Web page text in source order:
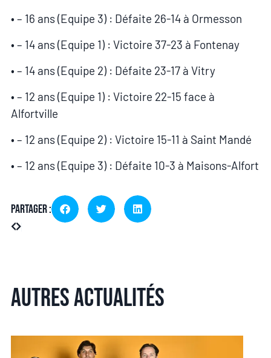
• – 16 ans (Equipe 3) : Défaite 26-14 à Ormesson
• – 14 ans (Equipe 1) : Victoire 37-23 à Fontenay
• – 14 ans (Equipe 2) : Défaite 23-17 à Vitry
• – 12 ans (Equipe 1) : Victoire 22-15 face à
Alfortville
• – 12 ans (Equipe 2) : Victoire 15-11 à Saint Mandé
• – 12 ans (Equipe 3) : Défaite 10-3 à Maisons-Alfort
Partager :
Autres actualités